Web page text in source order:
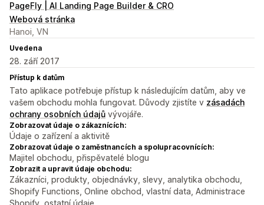
PageFly | AI Landing Page Builder & CRO
Webová stránka
Hanoi, VN
Uvedena
28. září 2017
Přístup k datům
Tato aplikace potřebuje přístup k následujícím datům, aby ve
vašem obchodu mohla fungovat. Důvody zjistíte v zásadách
ochrany osobních údajů vývojáře.
Zobrazovat údaje o zákaznících:
Údaje o zařízení a aktivitě
Zobrazovat údaje o zaměstnancích a spolupracovnících:
Majitel obchodu, přispěvatelé blogu
Zobrazit a upravit údaje obchodu:
Zákazníci, produkty, objednávky, slevy, analytika obchodu,
Shopify Functions, Online obchod, vlastní data, Administrace